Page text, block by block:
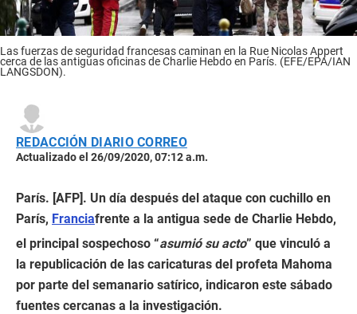
Las fuerzas de seguridad francesas caminan en la Rue Nicolas Appert
cerca de las antiguas oficinas de Charlie Hebdo en París. (EFE/EPA/IAN
LANGSDON).
REDACCIÓN DIARIO CORREO
Actualizado el 26/09/2020, 07:12 a.m.
París. [AFP]. Un día después del ataque con cuchillo en
París, Franciafrente a la antigua sede de Charlie Hebdo,
el principal sospechoso “asumió su acto” que vinculó a
la republicación de las caricaturas del profeta Mahoma
por parte del semanario satírico, indicaron este sábado
fuentes cercanas a la investigación.